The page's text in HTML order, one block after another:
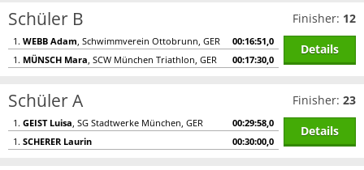
Schüler B
1. WEBB Adam, Schwimmverein Ottobrunn, GER
00:16:51,0
1. MÜNSCH Mara, SCW München Triathlon, GER 00:17:30,0
Finisher: 12
Details
Schüler A
1. GEIST Luisa, SG Stadtwerke München, GER
00:29:58,0
1. SCHERER Laurin 00:30:00,0
Finisher: 23
Details